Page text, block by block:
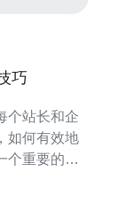
巧
个站长和企
如何有效地
个重要的课